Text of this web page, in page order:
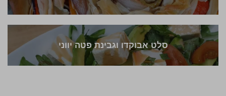
סלט אבוקדו וגבינת פטה יווני